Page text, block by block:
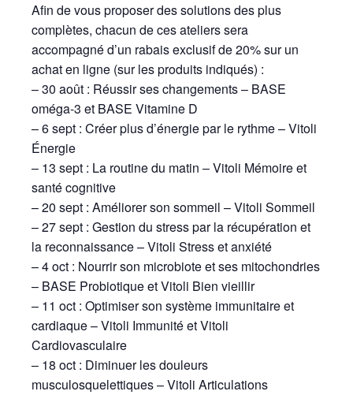
Afin de vous proposer des solutions des plus
complètes, chacun de ces ateliers sera
accompagné d’un rabais exclusif de 20% sur un
achat en ligne (sur les produits indiqués) :
– 30 août : Réussir ses changements – BASE
oméga-3 et BASE Vitamine D
– 6 sept : Créer plus d’énergie par le rythme – Vitoli
Énergie
– 13 sept : La routine du matin – Vitoli Mémoire et
santé cognitive
– 20 sept : Améliorer son sommeil – Vitoli Sommeil
– 27 sept : Gestion du stress par la récupération et
la reconnaissance – Vitoli Stress et anxiété
– 4 oct : Nourrir son microbiote et ses mitochondries
– BASE Probiotique et Vitoli Bien vieillir
– 11 oct : Optimiser son système immunitaire et
cardiaque – Vitoli Immunité et Vitoli
Cardiovasculaire
– 18 oct : Diminuer les douleurs
musculosquelettiques – Vitoli Articulations